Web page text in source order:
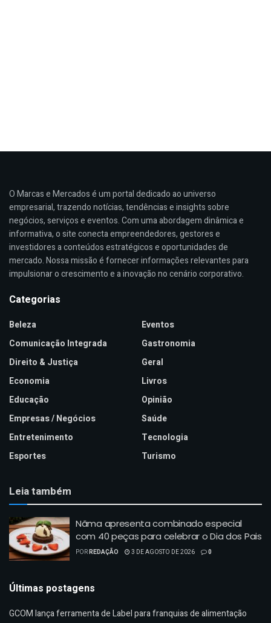
O Marcas e Mercados é um portal dedicado ao universo
empresarial, trazendo notícias, tendências e insights sobre
negócios, serviços e eventos. Com uma abordagem dinâmica e
informativa, o site conecta empreendedores, gestores e
investidores a conteúdos estratégicos e oportunidades de
mercado. Nossa missão é fornecer informações relevantes para
impulsionar o crescimento e a inovação no cenário corporativo.
Categorias
Beleza
Comunicação Integrada
Direito & Justiça
Economia
Educação
Empresas / Negócios
Entretenimento
Esportes
Eventos
Gastronomia
Geral
Livros
Opinião
Saúde
Tecnologia
Turismo
Leia também
Nãma apresenta combinado especial
com 40 peças para celebrar o Dia dos Pais
PORREDAÇÃO 3 DE AGOSTO DE 2026 0
Últimas postagens
GCOM lança ferramenta de Label para franquias de alimentação